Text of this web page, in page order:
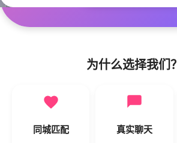
为什么选择我们？
同城匹配 真实聊天